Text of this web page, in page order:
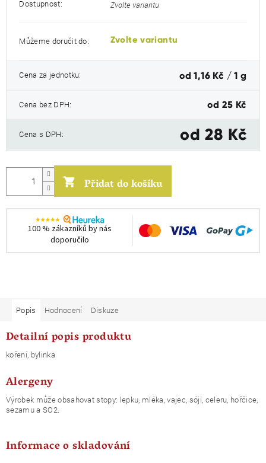
Dostupnost: Zvolte variantu
Můžeme doručit do: Zvolte variantu
Cena za jednotku:
Měrná
od 1,16 Kč / 1 g
Cena bez DPH: od 25 Kč
Cena s DPH: od28 Kč
Přidat do košíku
100 % zákazníků by nás
doporučilo
Popis Hodnocení Diskuze
Detailní popis produktu
koření, bylinka
Alergeny
Výrobek může obsahovat stopy: lepku, mléka, vajec, sóji, celeru, hořčice,
sezamu a SO2.
Informace o skladování